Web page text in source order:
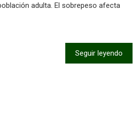
adulta. El sobrepeso afecta
Seguir leyendo